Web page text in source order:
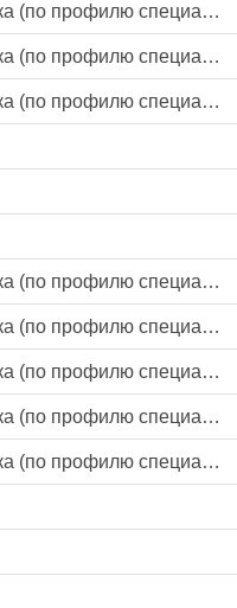
Производственная практика (по профилю специальности)
Производственная практика (по профилю специальности)
Производственная практика (по профилю специальности)
Производственная практика (по профилю специальности)
Производственная практика (по профилю специальности)
Производственная практика (по профилю специальности)
Производственная практика (по профилю специальности)
Производственная практика (по профилю специальности)